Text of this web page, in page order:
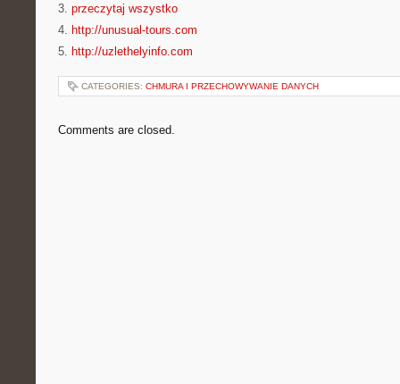
3. przeczytaj wszystko
4. http://unusual-tours.com
5. http://uzlethelyinfo.com
CATEGORIES: CHMURA I PRZECHOWYWANIE DANYCH
Comments are closed.